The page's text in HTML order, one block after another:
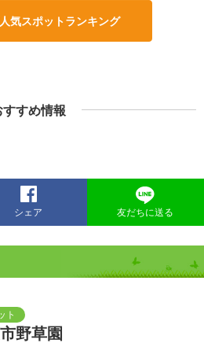
気スポットランキング
すすめ情報
シェア 友だちに送る
野草園